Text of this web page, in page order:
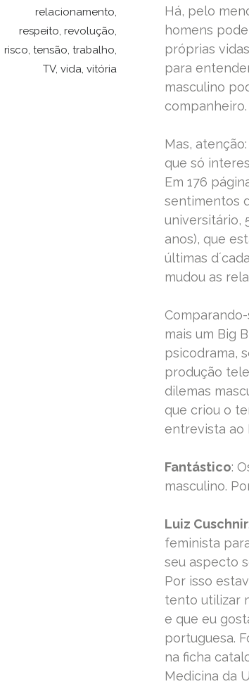
Há, pelo
homens
próprias
para
masculino
companheiro.
Mas,
que só
Em 176
sentimentos
universitário,
anos), que
últimas
mudou as
mais um Big
psicodrama,
produção
dilemas
que criou o
entrevista ao
Fantástico:
masculino.
Luiz Cuschnir
feminista
seu aspecto
Por isso
tento utilizar
e que eu
portuguesa.
na ficha
Medicina da
relacionamento,
respeito,revolução,
risco,tensão,trabalho,
TV,vida,vitória